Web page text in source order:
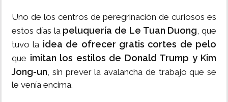
Uno de los centros de peregrinación de curiosos es
estos días la peluquería de Le Tuan Duong, que
tuvo la idea de ofrecer gratis cortes de pelo
que imitan los estilos de Donald Trump y Kim
Jong-un, sin prever la avalancha de trabajo que se
le venía encima.